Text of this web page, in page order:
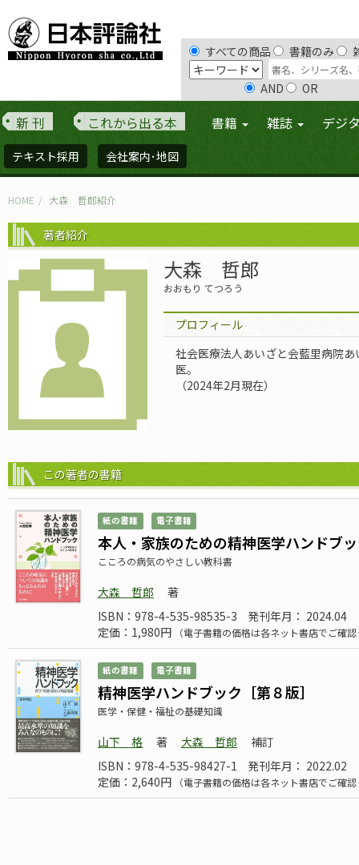
すべての商品 書籍のみ
AND OR
新 刊 これから出る本 書籍 雑誌 デジ
テキスト採用 会社案内･地図
HOME 大森 哲郎紹介
著者紹介
大森 哲郎
おおもり てつろう
プロフィール
社会医療法人あいざと会藍里病院
医。
（2024年2月現在）
この著者の書籍
紙の書籍 電子書籍
本人・家族のための精神医学ハンドブ
こころの病気のやさしい教科書
大森 哲郎
著
ISBN：978-4-535-98535-3
発刊年月： 2024.04
定価：1,980円
（電子書籍の価格は各ネット書店でご確
紙の書籍 電子書籍
精神医学ハンドブック［第８版］
医学・保健・福祉の基礎知識
山下 格 著 大森 哲郎
補訂
ISBN：978-4-535-98427-1
発刊年月： 2022.02
定価：2,640円
（電子書籍の価格は各ネット書店でご確